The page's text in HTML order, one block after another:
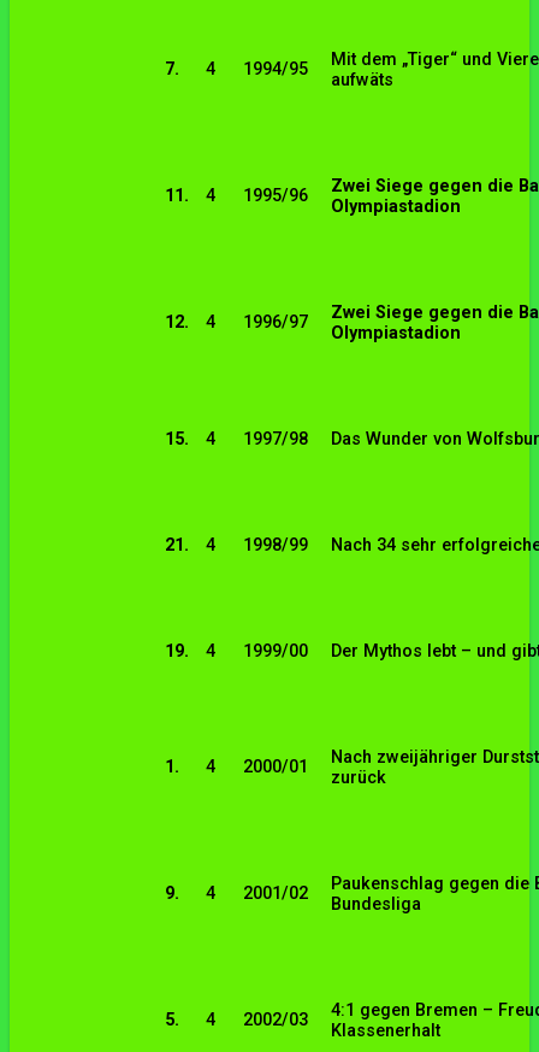
7. 4 1994/95
Mit dem „Tiger“ und
aufwäts
11. 4 1995/96
Zwei Siege gegen die
Olympiastadion
12. 4 1996/97
Zwei Siege gegen die
Olympiastadion
15. 4 1997/98 Das Wunder von
21. 4 1998/99 Nach 34 sehr
19. 4 1999/00 Der Mythos lebt – und
1. 4 2000/01
Nach zweijähriger
zurück
9. 4 2001/02
Paukenschlag gegen die
Bundesliga
5. 4 2002/03
4:1 gegen Bremen –
Klassenerhalt